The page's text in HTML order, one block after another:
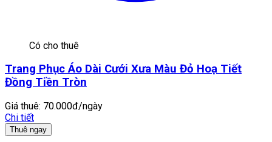
Có cho thuê
Trang Phục Áo Dài Cưới Xưa Màu Đỏ Hoạ Tiết
Đồng Tiền Tròn
Giá thuê: 70.000đ/ngày
Chi tiết
Thuê ngay